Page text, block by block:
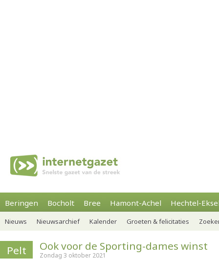
Beringen Bocholt Bree Hamont-Achel Hechtel-
Nieuws Nieuwsarchief Kalender Groeten & felicitaties
Pelt Ook voor de Sporting-dames winst
Zondag 3 oktober 2021